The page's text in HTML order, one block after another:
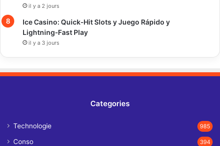
il y a 2 jours
Ice Casino: Quick‑Hit Slots y Juego Rápido y
Lightning‑Fast Play
il y a 3 jours
Categories
Technologie 985
Conso 394